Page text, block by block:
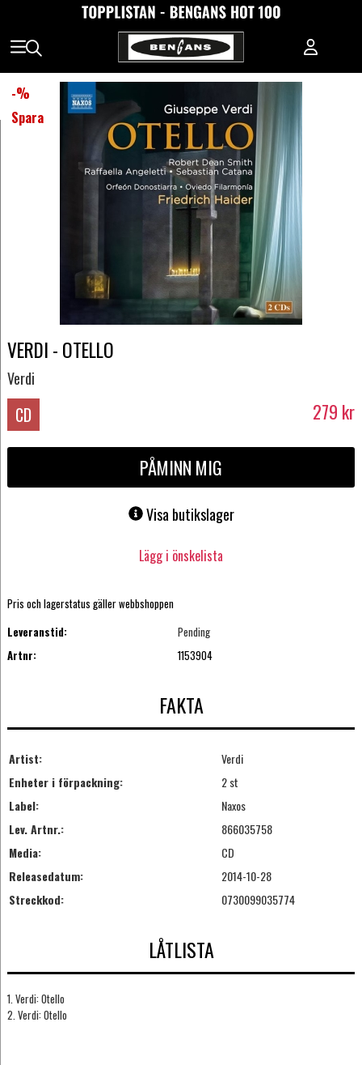
-%
Spara
VERDI - OTELLO
Verdi
CD 279 kr
PÅMINN MIG
Visa butikslager
Lägg i önskelista
Pris och lagerstatus gäller webbshoppen
Leveranstid:
Pending
Artnr:
1153904
FAKTA
Artist:
Verdi
Enheter i förpackning:
2 st
Label:
Naxos
Lev. Artnr.:
866035758
Media:
CD
Releasedatum:
2014-10-28
Streckkod:
0730099035774
LÅTLISTA
1. Verdi: Otello
2. Verdi: Otello